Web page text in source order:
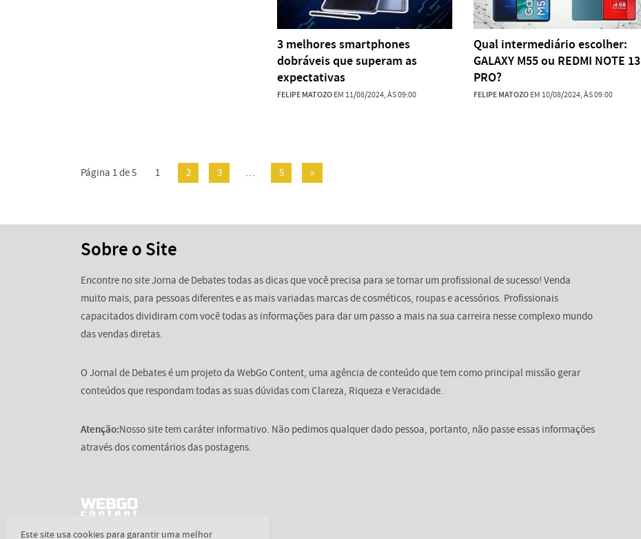
3 melhores smartphones
dobráveis que superam as
expectativas
FELIPE MATOZOEM 11/08/2024, ÀS 09:00
Qual intermediário escolher:
GALAXY M55 ou REDMI NOTE 13
PRO?
FELIPE MATOZOEM 10/08/2024, ÀS 09:00
Página 1 de 5 1 2 3 … 5 »
Sobre o Site
Encontre no site Jorna de Debates todas as dicas que você precisa para se tornar um profissional de sucesso! Venda
muito mais, para pessoas diferentes e as mais variadas marcas de cosméticos, roupas e acessórios. Profissionais
capacitados dividiram com você todas as informações para dar um passo a mais na sua carreira nesse complexo mundo
das vendas diretas.
O Jornal de Debates é um projeto da WebGo Content, uma agência de conteúdo que tem como principal missão gerar
conteúdos que respondam todas as suas dúvidas com Clareza, Riqueza e Veracidade.
Atenção:Nosso site tem caráter informativo. Não pedimos qualquer dado pessoa, portanto, não passe essas informações
através dos comentários das postagens.
Este site usa cookies para garantir uma melhor